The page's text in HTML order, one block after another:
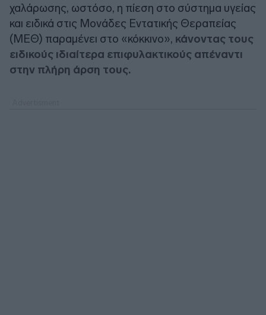
χαλάρωσης, ωστόσο, η πίεση στο σύστημα υγείας
και ειδικά στις Μονάδες Εντατικής Θεραπείας
(ΜΕΘ) παραμένει στο «κόκκινο», κάνοντας τους
ειδικούς ιδιαίτερα επιφυλακτικούς απέναντι
στην πλήρη άρση τους.